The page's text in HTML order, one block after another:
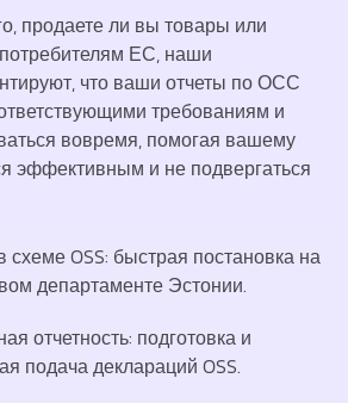
продаете ли вы товары или
ЕС, наши
что ваши отчеты по ОСС
требованиям и
вовремя, помогая вашему
эффективным и не подвергаться
схеме OSS: быстрая постановка на
департаменте Эстонии.
отчетность: подготовка и
подача деклараций OSS.